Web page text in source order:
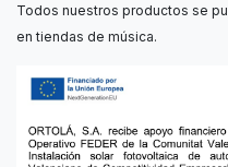
Todos nuestros productos se
en tiendas de música.